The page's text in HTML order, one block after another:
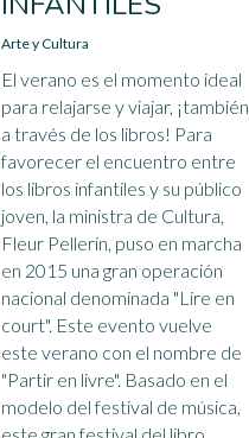
Arte y Cultura
El verano es el momento ideal
para relajarse y viajar, ¡también
a través de los libros! Para
favorecer el encuentro entre
los libros infantiles y su público
joven, la ministra de Cultura,
Fleur Pellerin, puso en marcha
en 2015 una gran operación
nacional denominada "Lire en
court". Este evento vuelve
este verano con el nombre de
"Partir en livre". Basado en el
modelo del festival de música,